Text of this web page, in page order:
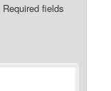
Required fields